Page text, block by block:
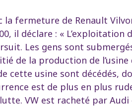
la fermeture de Renault
il déclare : «
Les gens sont
de la production de
cette usine sont décédés,
est de plus en plus
VW est racheté par